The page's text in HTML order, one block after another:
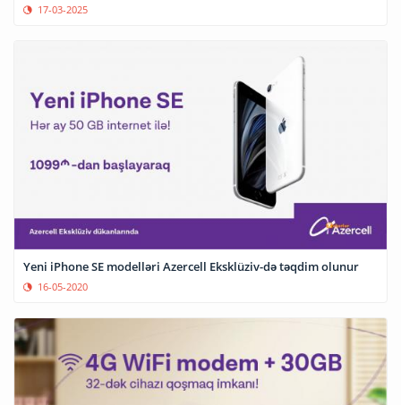
17-03-2025
Yeni iPhone SE modelləri Azercell Eksklüziv-də təqdim olunur
16-05-2020